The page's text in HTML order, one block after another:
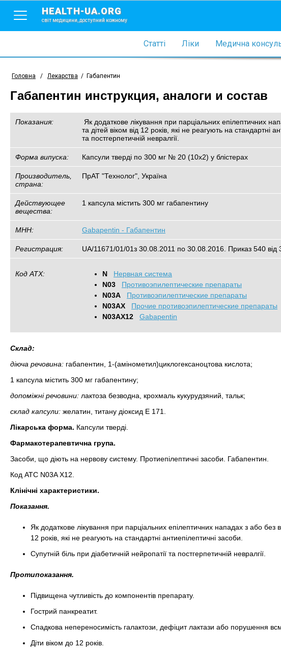
HEALTH-UA.ORG
світ медицини, доступний кожному
Статті Ліки Медична
Головна / Лекарства / Габапентин
Габапентин инструкция, аналоги и состав
Показания:
 Як додаткове лікування при парціальних епілептичних
та дітей віком від 12 років, які не реагують на стандартні
та постгерпетичній невралгії.
Форма випуска: Капсули тверді по 300 мг № 20 (10х2) у блістерах
Производитель,
страна:
ПрАТ "Технолог", Україна
Действующее
вещества:
1 капсула містить 300 мг габапентину
МНН: Gabapentin - Габапентин
Регистрация: UA/11671/01/01з 30.08.2011 по 30.08.2016. Приказ 540 від
Код АТХ: N
Нервная система
N03
Противоэпилептические препараты
N03A
Противоэпилептические препараты
N03AX
Прочие противоэпилептические препараты
N03AX12
Gabapentin
Склад:
діюча речовина: габапентин, 1-(амінометил)циклогексаноцтова кислота;
1 капсула містить 300 мг габапентину;
допоміжні речовини: лактоза безводна, крохмаль кукурудзяний, тальк;
склад капсули: желатин, титану діоксид Е 171.
Лікарська форма. Капсули тверді.
Фармакотерапевтична група.
Засоби, що діють на нервову систему. Протиепілептичні засоби. Габапентин.
Код АТС N03A Х12.
Клінічні характеристики.
Показання.
Як додаткове лікування при парціальних епілептичних нападах з або без
12 років, які не реагують на стандартні антиепілептичні засоби.
Супутній біль при діабетичній нейропатії та постгерпетичній невралгії.
Протипоказання.
Підвищена чутливість до компонентів препарату.
Гострий панкреатит.
Спадкова непереносимість галактози, дефіцит лактази або порушення
Діти віком до 12 років.